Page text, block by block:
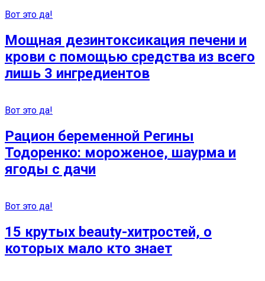
Вот это да!
Мощная дезинтоксикация печени и
крови с помощью средства из всего
лишь 3 ингредиентов
Вот это да!
Рацион беременной Регины
Тодоренко: мороженое, шаурма и
ягоды с дачи
Вот это да!
15 крутых beauty-хитростей, о
которых мало кто знает